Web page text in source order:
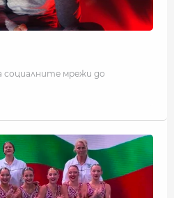
социалните мрежи до